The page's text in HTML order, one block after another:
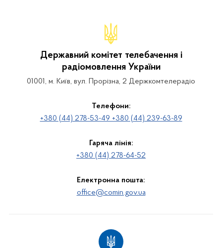
Державний комітет телебачення і
радіомовлення України
01001, м. Київ, вул. Прорізна, 2 Держкомтелерадіо
Телефони:
+380 (44) 278-53-49 +380 (44) 239-63-89
Гаряча лінія:
+380 (44) 278-64-52
Електронна пошта:
office@comin.gov.ua